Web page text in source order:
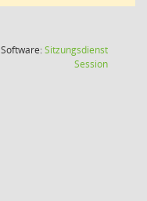
Software:Sitzungsdienst
Session(Wird in